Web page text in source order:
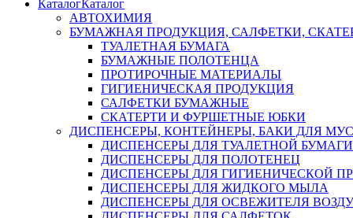
КаталогКаталог
АВТОХИМИЯ
БУМАЖНАЯ ПРОДУКЦИЯ, САЛФЕТКИ,
ТУАЛЕТНАЯ БУМАГА
БУМАЖНЫЕ ПОЛОТЕНЦА
ПРОТИРОЧНЫЕ МАТЕРИАЛЫ
ГИГИЕНИЧЕСКАЯ ПРОДУКЦИЯ
САЛФЕТКИ БУМАЖНЫЕ
СКАТЕРТИ И ФУРШЕТНЫЕ ЮБКИ
ДИСПЕНСЕРЫ, КОНТЕЙНЕРЫ, БАКИ ДЛЯ
ДИСПЕНСЕРЫ ДЛЯ ТУАЛЕТНОЙ БУМАГИ
ДИСПЕНСЕРЫ ДЛЯ ПОЛОТЕНЕЦ
ДИСПЕНСЕРЫ ДЛЯ ГИГИЕНИЧЕСКОЙ
ДИСПЕНСЕРЫ ДЛЯ ЖИДКОГО МЫЛА
ДИСПЕНСЕРЫ ДЛЯ ОСВЕЖИТЕЛЯ